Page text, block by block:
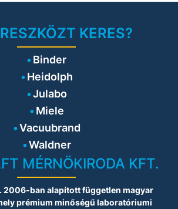
KERES?
Binder
Heidolph
Julabo
Miele
Vacuubrand
Waldner
MÉRNÖKIRODA KFT.
2006-ban alapított független magyar
prémium minőségű laboratóriumi